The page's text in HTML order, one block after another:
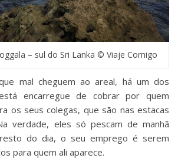
– sul do Sri Lanka © Viaje Comigo
mal cheguem ao areal, há um dos
encarregue de cobrar por quem
os seus colegas, que são nas estacas
verdade, eles só pescam de manhã
do dia, o seu emprego é serem
para quem ali aparece.